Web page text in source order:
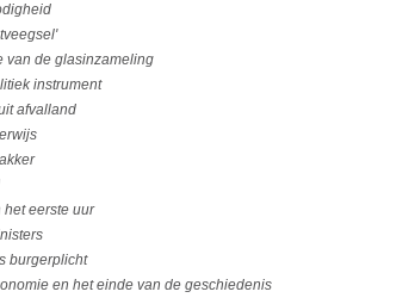
van de glasinzameling
instrument
afvalland
eerste uur
burgerplicht
en het einde van de geschiedenis